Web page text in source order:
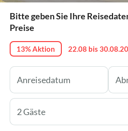
Bitte geben Sie Ihre
Preise
13% Aktion 22.08 bis
2 Gäste